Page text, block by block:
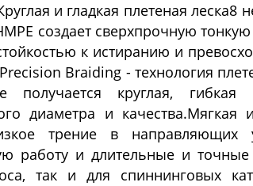
и гладкая плетеная леска8
создает сверхпрочную
к истиранию и
Braiding - технология
получается круглая,
диаметра и качества.Мягкая
трение в направляющих
работу и длительные и точные
так и для спиннинговых